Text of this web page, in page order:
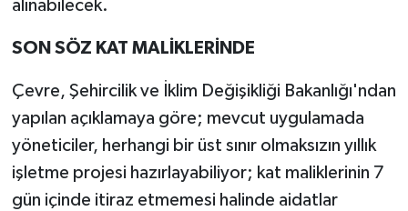
alınabilecek.
SON SÖZ KAT MALİKLERİNDE
Çevre, Şehircilik ve İklim Değişikliği Bakanlığı'ndan
yapılan açıklamaya göre; mevcut uygulamada
yöneticiler, herhangi bir üst sınır olmaksızın yıllık
işletme projesi hazırlayabiliyor; kat maliklerinin 7
gün içinde itiraz etmemesi halinde aidatlar